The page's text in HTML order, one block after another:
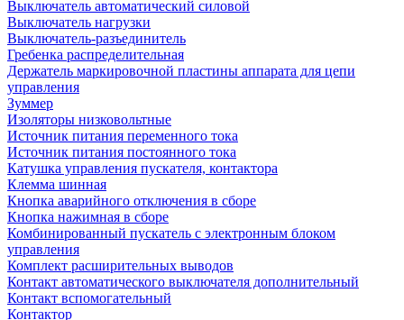
Выключатель автоматический силовой
Выключатель нагрузки
Выключатель-разъединитель
Гребенка распределительная
Держатель маркировочной пластины аппарата для цепи
управления
Зуммер
Изоляторы низковольтные
Источник питания переменного тока
Источник питания постоянного тока
Катушка управления пускателя, контактора
Клемма шинная
Кнопка аварийного отключения в сборе
Кнопка нажимная в сборе
Комбинированный пускатель с электронным блоком
управления
Комплект расширительных выводов
Контакт автоматического выключателя дополнительный
Контакт вспомогательный
Контактор